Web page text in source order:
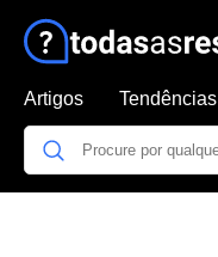
Artigos Tendências